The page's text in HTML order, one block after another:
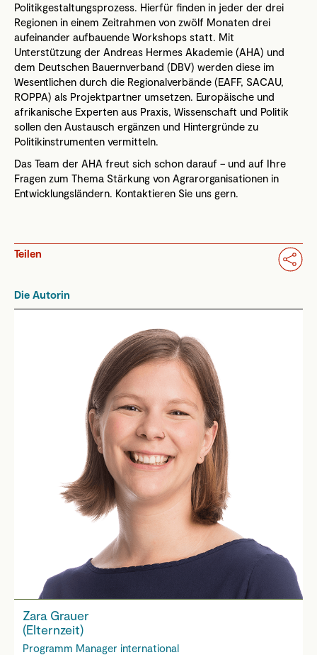
Politikgestaltungsprozess. Hierfür finden in jeder der drei
Regionen in einem Zeitrahmen von zwölf Monaten drei
aufeinander aufbauende Workshops statt. Mit
Unterstützung der Andreas Hermes Akademie (AHA) und
dem Deutschen Bauernverband (DBV) werden diese im
Wesentlichen durch die Regionalverbände (EAFF, SACAU,
ROPPA) als Projektpartner umsetzen. Europäische und
afrikanische Experten aus Praxis, Wissenschaft und Politik
sollen den Austausch ergänzen und Hintergründe zu
Politikinstrumenten vermitteln.
Das Team der AHA freut sich schon darauf – und auf Ihre
Fragen zum Thema Stärkung von Agrarorganisationen in
Entwicklungsländern. Kontaktieren Sie uns gern.
Teilen
Die Autorin
Zara Grauer
(Elternzeit)
Programm Manager international